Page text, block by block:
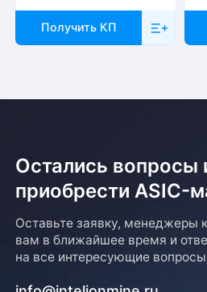
Получить КП
Остались вопросы
приобрести ASIC-
Оставьте заявку, менеджеры
вам в ближайшее время и
на все интересующие вопросы